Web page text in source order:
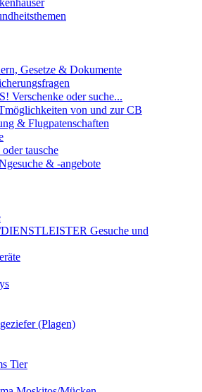
Gesetze & Dokumente
oder suche...
von und zur CB
& Flugpatenschaften
tausche
& -angebote
Gesuche und
(Plagen)
Tier